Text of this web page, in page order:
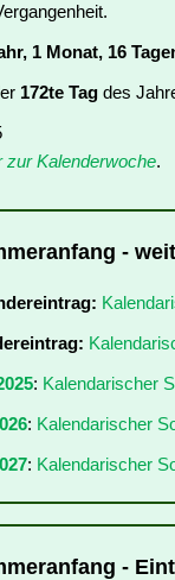
1 Monat, 16
172te Tag des
zur Kalenderwoche.
-
: Kalendarischer
: Kalendarischer
: Kalendarischer
-